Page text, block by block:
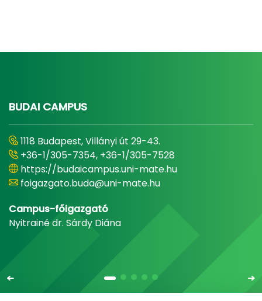
BUDAI CAMPUS
1118 Budapest, Villányi út 29-43.
+36-1/305-7354, +36-1/305-7528
https://budaicampus.uni-mate.hu
foigazgato.buda@uni-mate.hu
Campus-főigazgató
Nyitrainé dr. Sárdy Diána